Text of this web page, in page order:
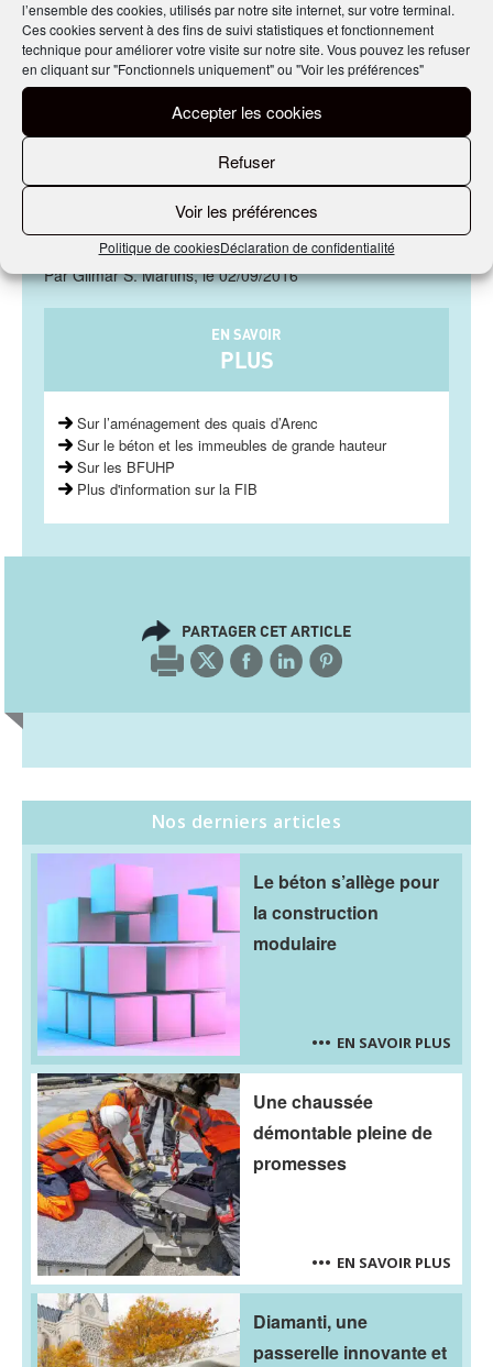
l’ensemble des cookies, utilisés par notre site internet, sur votre terminal.
Ces cookies servent à des fins de suivi statistiques et fonctionnement
technique pour améliorer votre visite sur notre site. Vous pouvez les refuser
en cliquant sur "Fonctionnels uniquement" ou "Voir les préférences"
Accepter les cookies
Refuser
Voir les préférences
Politique de cookiesDéclaration de confidentialité
aux 18, 19 et 20e ainsi qu’aux 30 et 31e étages –
constitués de terrasses paysagères, qui rappelleront
la végétation des calanques.
La Tour La Marseillaise va nécessiter 18 800 m³ de
vitrées seront installés 3 500 brise-soleil en BFUHP
dont les coloris puiseront dans une palette de 26
teintes différentes avec, en dominantes, le bleu, le
blanc et l’oranger. Lancé en décembre 2014, le
chantier sera achevé en 2018.
Par Gilmar S. Martins, le 02/09/2016
EN SAVOIR
PLUS
Sur l’aménagement des quais d’Arenc
Sur le béton et les immeubles de grande hauteur
Sur les BFUHP
Plus d'information sur la FIB
PARTAGER CET ARTICLE
Nos derniers articles
Le béton s’allège pour
la construction
modulaire
EN SAVOIR PLUS
Une chaussée
démontable pleine de
promesses
EN SAVOIR PLUS
Diamanti, une
passerelle innovante et